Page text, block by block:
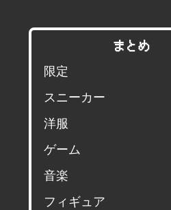
まとめ
限定
スニーカー
洋服
ゲーム
音楽
フィギュア